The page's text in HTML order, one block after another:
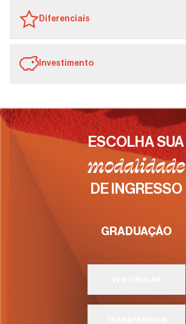
Diferenciais
Investimento
ESCOLHA SUA
modalidade
DE INGRESSO
GRADUAÇÃO